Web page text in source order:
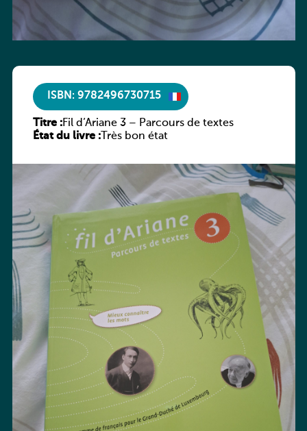
ISBN: 9782496730715
Titre :Fil d’Ariane 3 – Parcours de textes
État du livre :Très bon état